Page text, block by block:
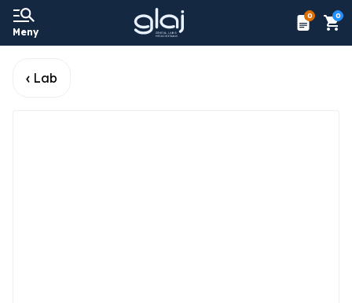
Meny
0 0
Lab